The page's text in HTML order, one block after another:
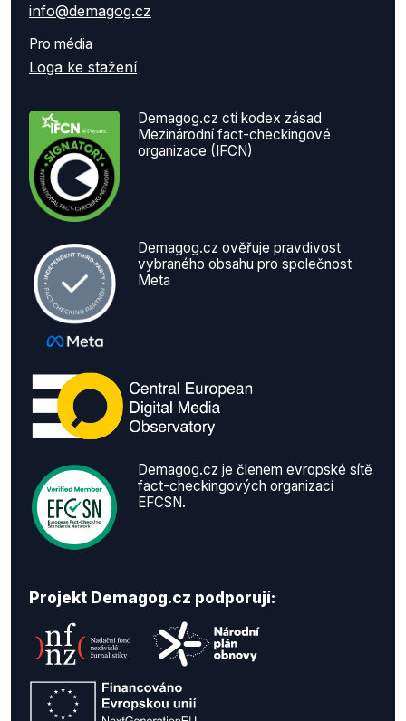
info@demagog.cz
Pro média
Loga ke stažení
Demagog.cz ctí kodex zásad
Mezinárodní fact-checkingové
organizace (IFCN)
Demagog.cz ověřuje pravdivost
vybraného obsahu pro společnost
Meta
Demagog.cz je členem evropské sítě
fact-checkingových organizací
EFCSN.
Projekt Demagog.cz podporují: